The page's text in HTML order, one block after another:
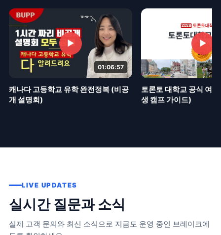
▶
01:06:57
캐나다 고등학교 유학 완전정복 (비공
개 설명회)
▶
토론토 대학교 공식 여
생 캠프 가이드)
LIVE UPDATES
실시간 질문과 소식
실제 고객 문의와 최신 소식으로 지금도 운영 중인 브레이크에